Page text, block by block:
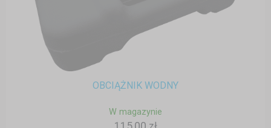
OBCIĄŻNIK WODNY
W magazynie